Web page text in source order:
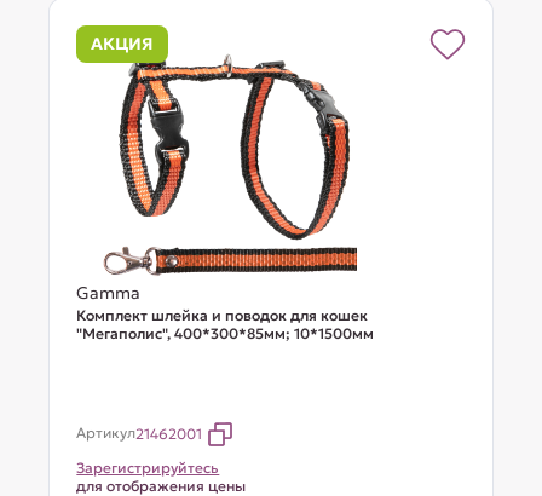
АКЦИЯ
Gamma
Комплект шлейка и поводок для кошек
"Мегаполис", 400*300*85мм; 10*1500мм
Артикул21462001
Зарегистрируйтесь
для отображения цены